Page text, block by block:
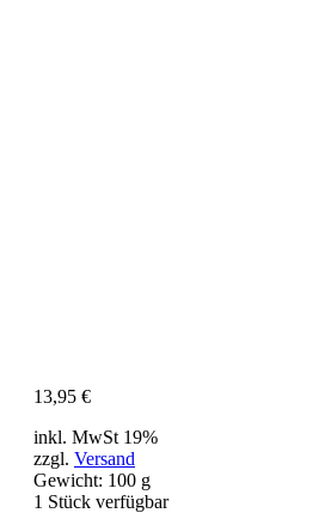
13,95 €
inkl. MwSt 19%
zzgl. Versand
Gewicht: 100 g
1 Stück verfügbar